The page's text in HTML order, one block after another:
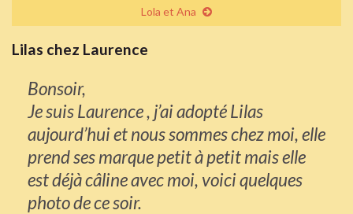
Lola et Ana
Lilas chez Laurence
Bonsoir,
Je suis Laurence , j’ai adopté Lilas
aujourd’hui et nous sommes chez moi, elle
prend ses marque petit à petit mais elle
est déjà câline avec moi, voici quelques
photo de ce soir.